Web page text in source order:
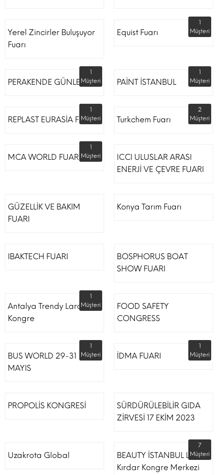
Yerel Zincirler Buluşuyor
Fuarı
Equist Fuarı
1
Müşteri
PERAKENDE GÜNLERİ
1
Müşteri
PAİNT İSTANBUL
1
Müşteri
REPLAST EURASİA FUARI
1
Müşteri
Turkchem Fuarı
2
Müşteri
MCA WORLD FUARI
1
Müşteri
ICCI ULUSLAR ARASI
ENERJİ VE ÇEVRE FUARI
GÜZELLİK VE BAKIM
FUARI
Konya Tarım Fuarı
IBAKTECH FUARI
BOSPHORUS BOAT
SHOW FUARI
Antalya Trendy Lara Otel
Kongre
1
Müşteri
FOOD SAFETY
CONGRESS
BUS WORLD 29-31
MAYIS
1
Müşteri
İDMA FUARI
1
Müşteri
PROPOLİS KONGRESİ
SÜRDÜRÜLEBİLİR GIDA
ZİRVESİ 17 EKİM 2023
Uzakrota Global
BEAUTY İSTANBUL Lütfi
Kırdar Kongre Merkezi
7
Müşteri